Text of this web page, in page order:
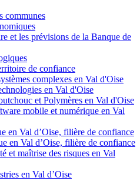
communes
et les prévisions de la Banque de
de confiance
complexes en Val d'Oise
en Val d'Oise
et Polymères en Val d'Oise
mobile et numérique en Val
en Val d’Oise, filière de confiance
en Val d’Oise, filière de confiance
et maîtrise des risques en Val
en Val d’Oise